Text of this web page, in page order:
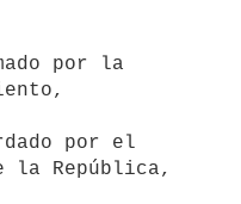
por el
la República,